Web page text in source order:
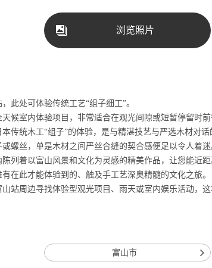
浏览照片
，此处可体验传统工艺“组子细工”。
候室内体验项目，非常适合在观光间隙或短暂停留时前
本传统木工“组子”的体验，是与精湛技艺与严选木材对话
或螺丝，单是木材之间严丝合缝的契合感便足以令人着
陈列着以富山风景和文化为灵感的精美作品，让您能近
有在此才能体验到的、触及手工艺深奥精髓的文化之旅。
站周边寻找体验型观光项目、雨天或室内娱乐活动，这
富山市